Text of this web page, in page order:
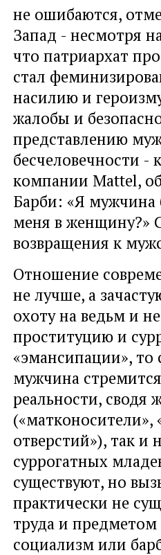
не ошибаются,
Запад - несмотря
что патриархат
стал
насилию и
жалобы и
представлению
бесчеловечности -
компании Mattel,
Барби: «Я мужчина
меня в женщину?»
возвращения к
Отношение
не лучше, а
охоту на ведьм и
проституцию и
«эмансипации»,
мужчина
реальности, сводя
отверстий»), так и
суррогатных
существуют, но
практически не
труда и предметом
социализм или